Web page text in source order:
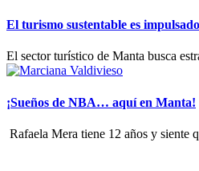
El turismo sustentable es
El sector turístico de Manta busca
¡Sueños de NBA… aquí en Manta!
‎Rafaela Mera tiene 12 años y